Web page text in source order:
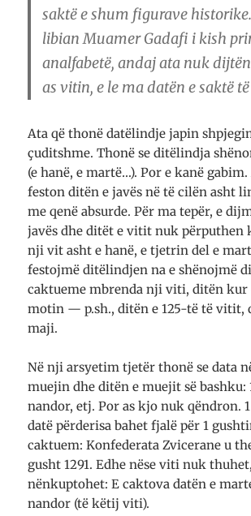
saktë e shum figurave
libian Muamer Gadafi i kish
analfabetë, andaj ata nuk
as vitin, e le ma datën e saktë
Ata që thonë datëlindje japin
çuditshme. Thonë se ditëlindja
(e hanë, e martë…). Por e kanë
feston ditën e javës në të cilën asht
me qenë absurde. Për ma tepër, e
javës dhe ditët e vitit nuk përputhen
nji vit asht e hanë, e tjetrin del e
festojmë ditëlindjen na e shënojmë
caktueme mbrenda nji viti, ditën kur
motin — p.sh., ditën e 125-të të vitit,
maji.
Në nji arsyetim tjetër thonë se data
muejin dhe ditën e muejit së bashku:
nandor, etj. Por as kjo nuk qëndron.
datë përderisa bahet fjalë për 1
caktuem: Konfederata Zvicerane u
gusht 1291. Edhe nëse viti nuk thuhet,
nënkuptohet: E caktova datën e
nandor (të këtij viti).